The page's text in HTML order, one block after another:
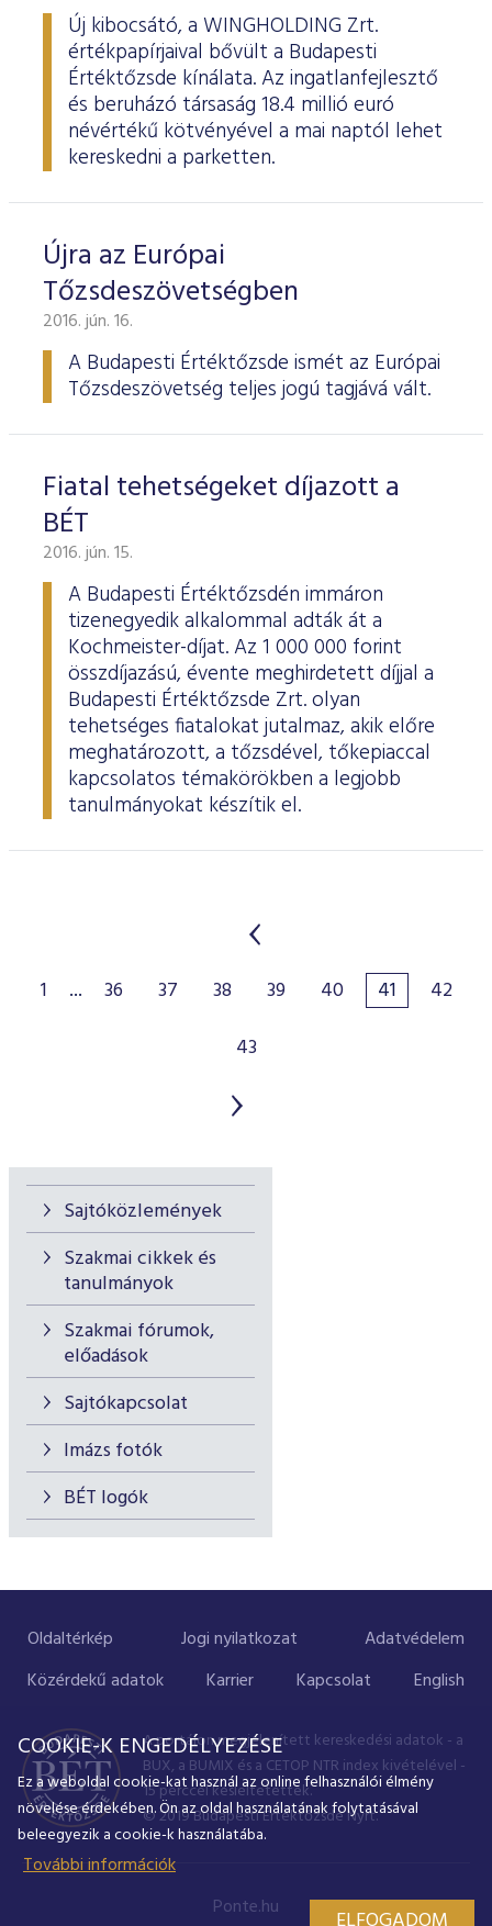
Sajtóközlemények
Szakmai cikkek és
tanulmányok
Szakmai fórumok,
előadások
Sajtókapcsolat
Imázs fotók
BÉT logók
Új kibocsátó, a WINGHOLDING Zrt.
értékpapírjaival bővült a Budapesti
Értéktőzsde kínálata. Az ingatlanfejlesztő
és beruházó társaság 18.4 millió euró
névértékű kötvényével a mai naptól lehet
kereskedni a parketten.
Újra az Európai
Tőzsdeszövetségben
2016. jún. 16.
A Budapesti Értéktőzsde ismét az Európai
Tőzsdeszövetség teljes jogú tagjává vált.
Fiatal tehetségeket díjazott a
BÉT
2016. jún. 15.
A Budapesti Értéktőzsdén immáron
tizenegyedik alkalommal adták át a
Kochmeister-díjat. Az 1 000 000 forint
összdíjazású, évente meghirdetett díjjal a
Budapesti Értéktőzsde Zrt. olyan
tehetséges fiatalokat jutalmaz, akik előre
meghatározott, a tőzsdével, tőkepiaccal
kapcsolatos témakörökben a legjobb
tanulmányokat készítik el.
1 ... 36 37 38 39 40 41
42
43
Oldaltérkép Jogi nyilatkozat
Adatvédelem
Közérdekű adatok
Karrier Kapcsolat English
A portálon megjelenített kereskedési adatok - a
BUX, a BUMIX és a CETOP NTR index kivételével -
15 perccel késleltetettek.
© 2019 Budapesti Értéktőzsde Nyrt.
Ponte.hu
COOKIE-K ENGEDÉLYEZÉSE
Ez a weboldal cookie-kat használ az online felhasználói élmény
növelése érdekében. Ön az oldal használatának folytatásával
beleegyezik a cookie-k használatába.
További információk